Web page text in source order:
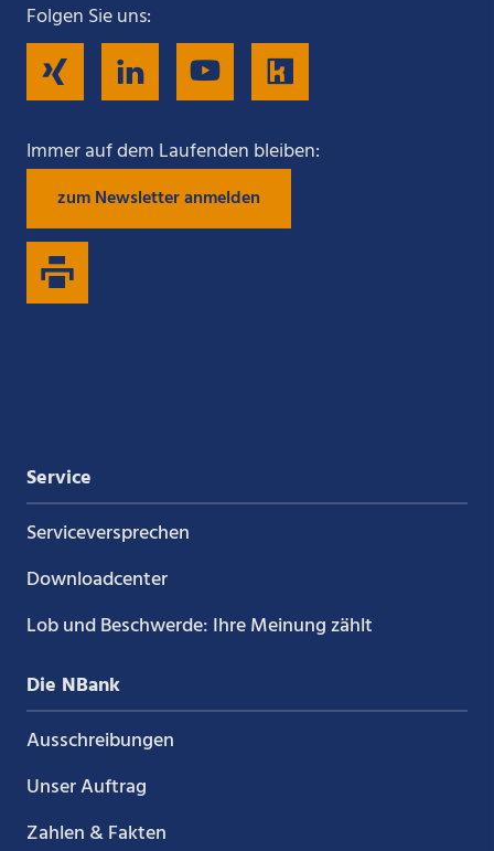
Folgen Sie uns:
Folgen
Sie
uns
auf
Folgen
Sie
uns
Folgen
Sie
uns
Sie
Immer auf dem Laufenden bleiben:
zum Newsletter anmelden
Service
Service­versprechen
Downloadcenter
Lob und Beschwerde: Ihre Meinung zählt
Die NBank
Ausschreibungen
Unser Auftrag
Zahlen & Fakten